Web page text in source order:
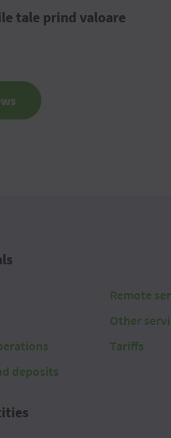
tale prind valoare
deposits
Remote
Other
Tariffs